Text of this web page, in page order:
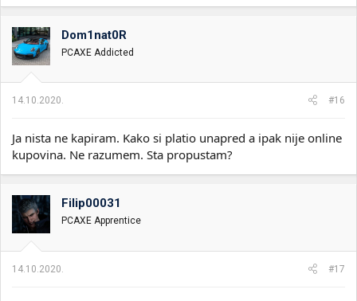
Dom1nat0R
PCAXE Addicted
14.10.2020. #16
Ja nista ne kapiram. Kako si platio unapred a ipak nije online
kupovina. Ne razumem. Sta propustam?
Filip00031
PCAXE Apprentice
14.10.2020. #17